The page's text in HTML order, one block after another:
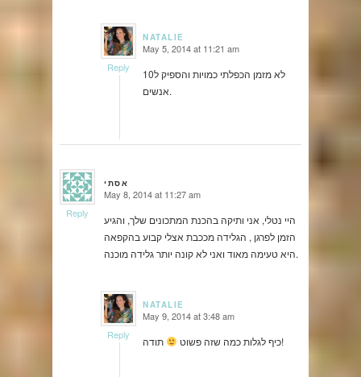
NATALIE
says: May 5, 2014 at 11:21 am
לא מזמן הכפלתי כמויות והספיק ל10
אנשים.
Reply
אסתי
says: May 8, 2014 at 11:27 am
היי נטלי, אני ותיקה בהכנת המתכונים שלך, והגיע
הזמן לפרגן , הגלידה מככבת אצלי קבוע בהקפאה
היא טעימה מאוד ואני לא קונה יותר גלידה מוכנה.
Reply
NATALIE
says: May 9, 2014 at 3:48 am
כיף לגלות כמה שזה פשוטתודה! Reply